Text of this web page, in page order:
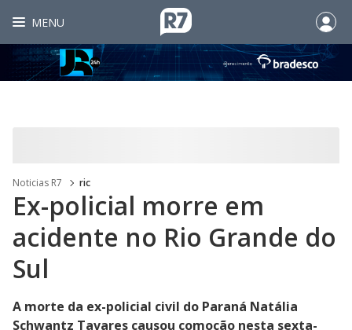
MENU
Noticias R7 ric
Ex-policial morre em
acidente no Rio Grande do
Sul
A morte da ex-policial civil do Paraná Natália
Schwantz Tavares causou comoção nesta sexta-